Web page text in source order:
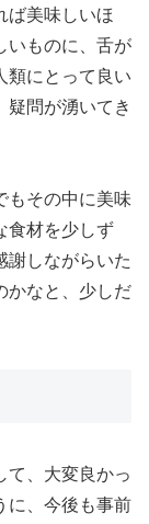
ば美味しいほ
いものに、舌が
類にとって良い
疑問が湧いてき
もその中に美味
食材を少しず
謝しながらいた
かなと、少しだ
て、大変良かっ
に、今後も事前